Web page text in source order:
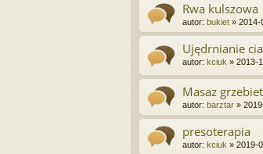
Rwa kulszowa
autor: bukiet » 2014-
Ujędrnianie
autor: kciuk » 2013-
Masaz
autor: barztar »
presoterapia
autor: kciuk » 2019-